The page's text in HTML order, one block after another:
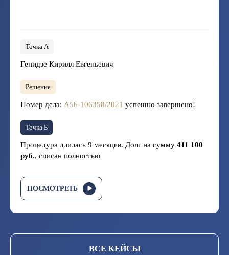
Точка А
Генидзе Кирилл Евгеньевич
Решение
Номер дела: А56-106358/2021 успешно завершено!
Точка Б
Процедура длилась 9 месяцев. Долг на сумму 411 100
руб., списан полностью
ПОСМОТРЕТЬ
ВСЕ КЕЙСЫ